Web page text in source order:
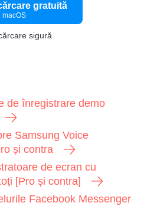
gratuită
macOS
sigură
de înregistrare demo
Samsung Voice
și contra
de ecran cu
[Pro și contra]
Facebook Messenger